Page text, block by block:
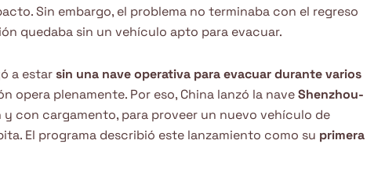
Sin embargo, el problema no terminaba con el regreso
quedaba sin un vehículo apto para evacuar.
a estar sin una nave operativa para evacuar durante varios
opera plenamente. Por eso, China lanzó la naveShenzhou-
con cargamento, para proveer un nuevo vehículo de
El programa describió este lanzamiento como su primera